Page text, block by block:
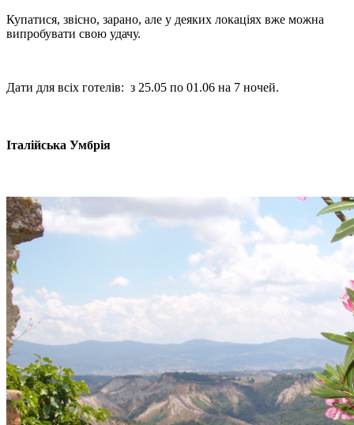
Купатися, звісно, зарано, але у деяких локаціях вже можна
випробувати свою удачу.
Дати для всіх готелів: з 25.05 по 01.06 на 7 ночей.
Італійська Умбрія